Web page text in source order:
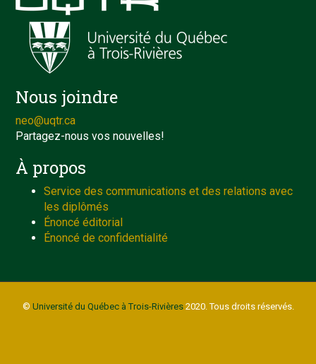
Nous joindre
neo@uqtr.ca
Partagez-nous vos nouvelles!
À propos
Service des communications et des relations avec
les diplômés
Énoncé éditorial
Énoncé de confidentialité
© Université du Québec à Trois-Rivières2020. Tous droits réservés.